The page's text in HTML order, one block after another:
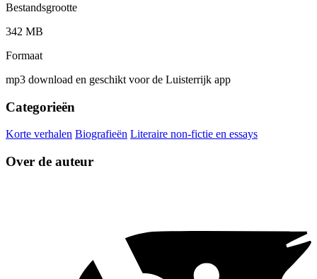
Bestandsgrootte
342 MB
Formaat
mp3 download en geschikt voor de Luisterrijk app
Categorieën
Korte verhalen Biografieën Literaire non-fictie en essays
Over de auteur